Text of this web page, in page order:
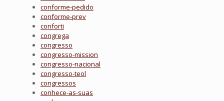
conforme-pedido
conforme-prev
conforti
congrega
congresso
congresso-mission
congresso-nacional
congresso-teol
congressos
conhece-as-suas